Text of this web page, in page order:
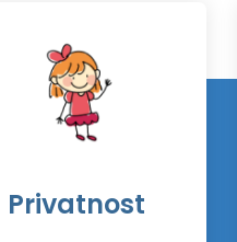
Privatnost